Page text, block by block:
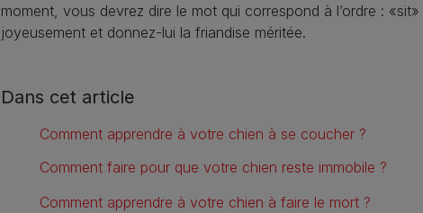
moment, vous devrez dire le mot qui correspond à l’ordre :
joyeusement et donnez-lui la friandise méritée.
Dans cet article
Comment apprendre à votre chien à se coucher ?
Comment faire pour que votre chien reste immobile ?
Comment apprendre à votre chien à faire le mort ?